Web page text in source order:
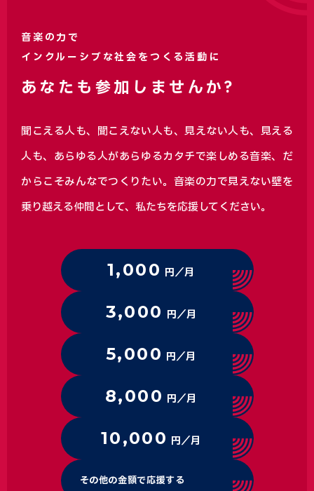
音楽の力で
インクルーシブな社会をつくる活動に
あなたも参加しませんか?
聞こえる人も、聞こえない人も、見えない人も、見える
人も、あらゆる人があらゆるカタチで楽しめる音楽、 だ
からこそみんなでつくりたい。音楽の力で見えない壁を
乗り越える仲間として、私たちを応援してください。
1,000 円／月
3,000 円／月
5,000 円／月
8,000 円／月
10,000 円／月
その他の金額で応援する